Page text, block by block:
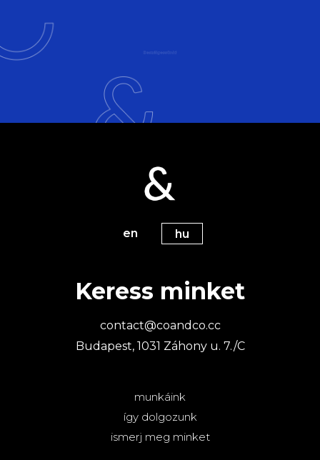
en hu
Keress minket
contact@coandco.cc
Budapest, 1031 Záhony u. 7./C
munkáink
így dolgozunk
ismerj meg minket